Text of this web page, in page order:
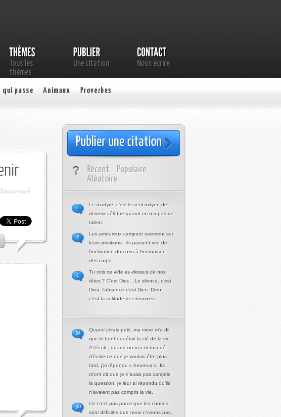
Tous les
thèmes
Une citation Nous écrire
qui passe Animaux Proverbes
Publier une citation
Récent
Populaire
Aléatoire
Le martyre, c’est le seul moyen de
devenir célèbre quand on n’a pas de
talent.
1
Les amoureux campent rarement sur
leurs positions : ils passent vite de
l’inclination du cœur à l’inclinaison
des corps…
2
Tu vois ce vide au-dessus de nos
têtes,? C’est Dieu…Le silence, c’est
Dieu, l’absence c’est Dieu. Dieu,
c’est la solitude des hommes
1
Quand j’étais petit, ma mère m’a dit
que le bonheur était la clé de la vie.
A l’école, quand on m’a demandé
d’écrire ce que je voulais être plus
tard, j’ai répondu « heureux ». Ils
m’ont dit que je n’avais pas compris
la question, je leur ai répondu qu’ils
n’avaient pas compris la vie.
54
Ce n’est pas parce que les choses
sont difficiles que nous n’osons pas,
30